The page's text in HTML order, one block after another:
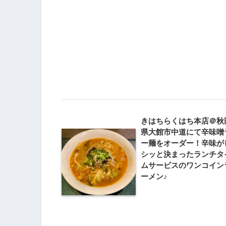
きはちらくはち本店＠秋
県大館市中道にて辛味噌
ー麺をオーダー！辛味が
シッと決まったランチタ
ムサービスのワンコイン
ーメン♪